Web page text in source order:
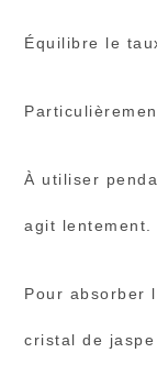
Équilibre le
À utiliser
agit lentement.
Pour absorber
cristal de